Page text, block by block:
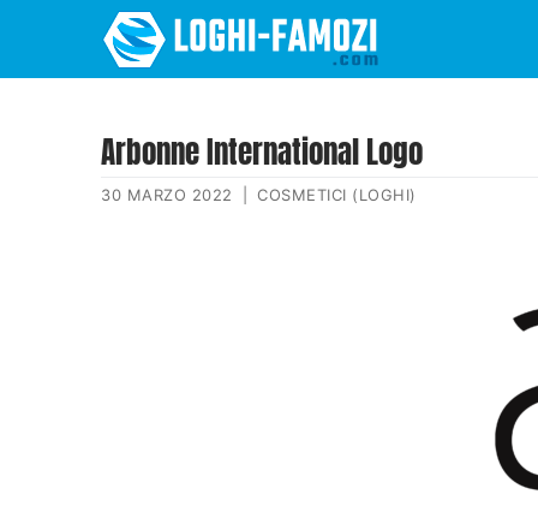
Arbonne International Logo
30 MARZO 2022 COSMETICI (LOGHI)